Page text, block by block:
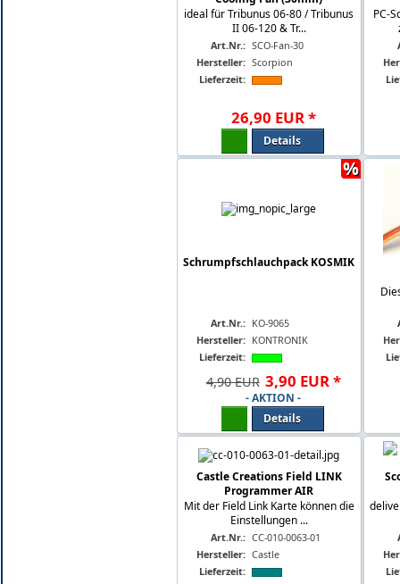
ideal für Tribunus 06-80 / Tribunus
II 06-120 & Tr...
Art.Nr.: SCO-Fan-30
Hersteller: Scorpion
Lieferzeit:
26,90 EUR*
Details
PC-
Schrumpfschlauchpack KOSMIK
Art.Nr.: KO-9065
Hersteller: KONTRONIK
Lieferzeit:
4,90 EUR 3,90 EUR*
- AKTION -
Details
%
Castle Creations Field LINK
Programmer AIR
Mit der Field Link Karte können die
Einstellungen ...
Art.Nr.: CC-010-0063-01
Hersteller: Castle
Lieferzeit: